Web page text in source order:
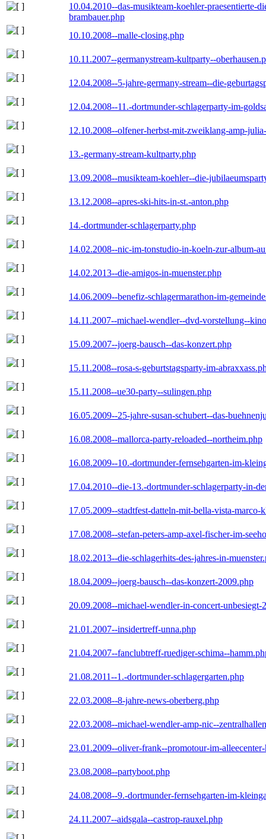
10.04.2010--das-musikteam-koehler-praesentierte-
brambauer.php
10.10.2008--malle-closing.php
10.11.2007--germanystream-kultparty--
12.04.2008--5-jahre-germany-stream--die-
12.04.2008--11.-dortmunder-schlagerparty-im-
12.10.2008--olfener-herbst-mit-zweiklang-amp-
13.-germany-stream-kultparty.php
13.09.2008--musikteam-koehler--die-
13.12.2008--apres-ski-hits-in-st.-anton.php
14.-dortmunder-schlagerparty.php
14.02.2008--nic-im-tonstudio-in-koeln-zur-album-
14.02.2013--die-amigos-in-muenster.php
14.06.2009--benefiz-schlagermarathon-im-
14.11.2007--michael-wendler--dvd-vorstellung--
15.09.2007--joerg-bausch--das-konzert.php
15.11.2008--rosa-s-geburtstagsparty-im-
15.11.2008--ue30-party--sulingen.php
16.05.2009--25-jahre-susan-schubert--das-
16.08.2008--mallorca-party-reloaded--northeim.php
16.08.2009--10.-dortmunder-fernsehgarten-im-
17.04.2010--die-13.-dortmunder-schlagerparty-in-
17.05.2009--stadtfest-datteln-mit-bella-vista-marco-
17.08.2008--stefan-peters-amp-axel-fischer-im-
18.02.2013--die-schlagerhits-des-jahres-in-
18.04.2009--joerg-bausch--das-konzert-2009.php
20.09.2008--michael-wendler-in-concert-unbesiegt-
21.01.2007--insidertreff-unna.php
21.04.2007--fanclubtreff-ruediger-schima--
21.08.2011--1.-dortmunder-schlagergarten.php
22.03.2008--8-jahre-news-oberberg.php
22.03.2008--michael-wendler-amp-nic--
23.01.2009--oliver-frank--promotour-im-
23.08.2008--partyboot.php
24.08.2008--9.-dortmunder-fernsehgarten-im-
24.11.2007--aidsgala--castrop-rauxel.php